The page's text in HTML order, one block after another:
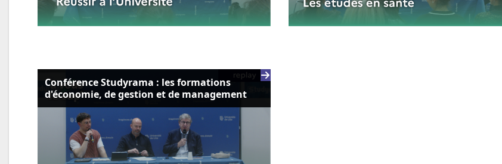
Conférence Studyrama : les formations
d'économie, de gestion et de management